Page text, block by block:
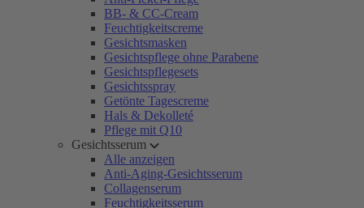
BB- & CC-Cream
Feuchtigkeitscreme
Gesichtsmasken
Gesichtspflege ohne Parabene
Gesichtspflegesets
Gesichtsspray
Getönte Tagescreme
Hals & Dekolleté
Pflege mit Q10
Gesichtsserum
Alle anzeigen
Anti-Aging-Gesichtsserum
Collagenserum
Feuchtigkeitsserum